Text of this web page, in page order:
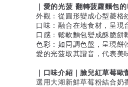
｜愛的光菠 翻轉菠蘿麵包的
外觀：從圓形變成心型菱格
口味：融合在地食材，呈現
口感：鬆軟麵包變成酥脆餅
色彩：如同調色盤，呈現餅
愛的光菠取其諧音，代表美
｜口味介紹｜臉兒紅草莓
選用大湖新鮮草莓粉結合奶